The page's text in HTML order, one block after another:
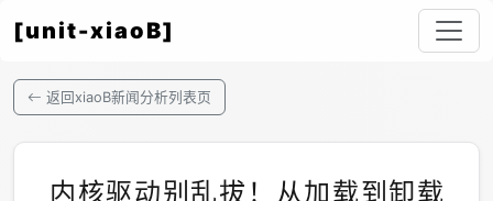
[unit-xiaoB]
返回xiaoB新闻分析列表页
内核驱动别乱拔！从加载到卸载